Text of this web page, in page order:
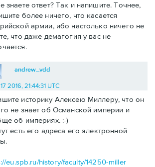
знаете ответ? Так и напишите. Точнее,
более ничего, что касается
армии, ибо настолько ничего не
что даже демагогия у вас не
andrew_vdd
2016, 21:44:31 UTC
историку Алексею Миллеру, что он
не знает об Османской империи и
об империях. :-)
есть его адреса его электронной
eu.spb.ru/history/faculty/14250-miller